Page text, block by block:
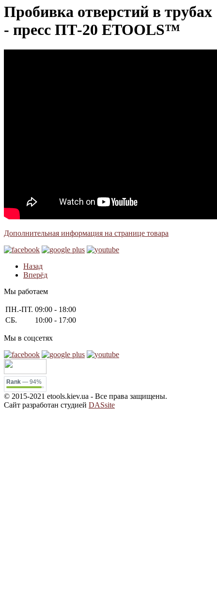
Пробивка отверстий в трубах
- пресс ПТ-20 ETOOLS™
Дополнительная информация на странице товара
Назад
Вперёд
Мы работаем
ПН.-ПТ. 09:00 - 18:00
СБ.
10:00 - 17:00
Мы в соцсетях
Rank — 94%
© 2015-2021 etools.kiev.ua - Все права защищены.
Сайт разработан студией DASsite